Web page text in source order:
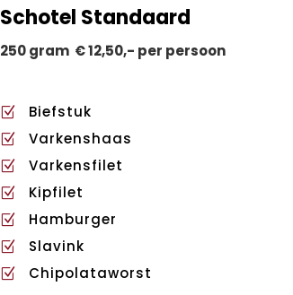
Schotel Standaard
250 gram € 12,50,- per persoon
Z Biefstuk
Z Varkenshaas
Z Varkensfilet
Z Kipfilet
Z Hamburger
Z Slavink
Z Chipolataworst